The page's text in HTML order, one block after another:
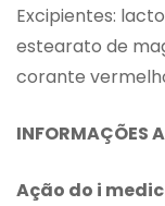
Excipientes:
estearato de
corante
INFORMAÇÕES
Ação do i